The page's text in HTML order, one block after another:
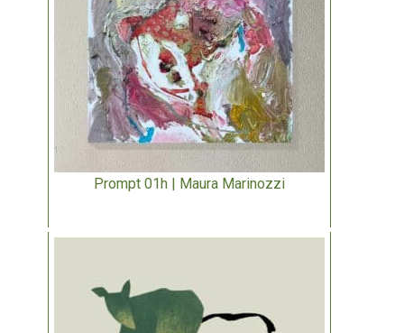
Prompt 01h | Maura Marinozzi